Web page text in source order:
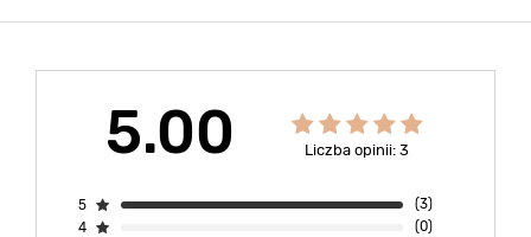
5.00 Liczba opinii: 3
5
(3)
4
(0)